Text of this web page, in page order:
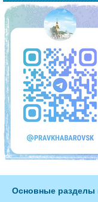
Основные разделы